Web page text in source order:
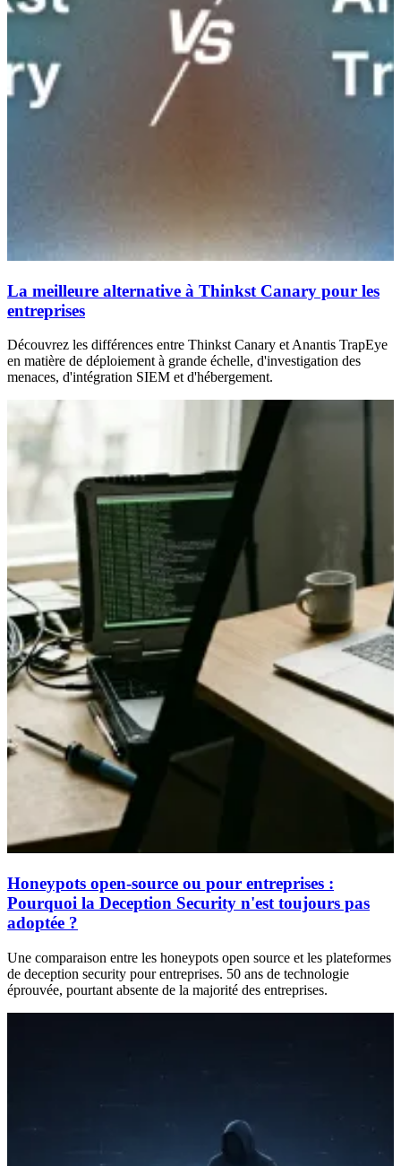
La meilleure alternative à Thinkst Canary pour les
entreprises
Découvrez les différences entre Thinkst Canary et Anantis TrapEye
en matière de déploiement à grande échelle, d'investigation des
menaces, d'intégration SIEM et d'hébergement.
Honeypots open-source ou pour entreprises :
Pourquoi la Deception Security n'est toujours pas
adoptée ?
Une comparaison entre les honeypots open source et les plateformes
de deception security pour entreprises. 50 ans de technologie
éprouvée, pourtant absente de la majorité des entreprises.